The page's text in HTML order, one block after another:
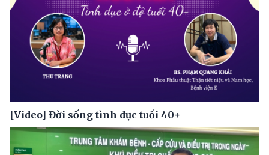
[Video] Đời sống tình dục tuổi 40+